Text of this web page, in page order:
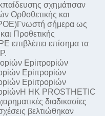
σχημάτισαν
Ορθοθετικής και
σήμερα ως
Προθετικής
επιβλέπει επίσημα τα
Εpiιτροpiών
Εpiιτροpiών
Εpiιτροpiών
HK PROSTHETIC
διαδικασίες
βελτιώθηκαν